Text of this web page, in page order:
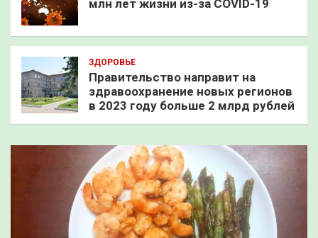
млн лет жизни из-за COVID-19
ЗДОРОВЬЕ
Правительство направит на
здравоохранение новых регионов
в 2023 году больше 2 млрд рублей